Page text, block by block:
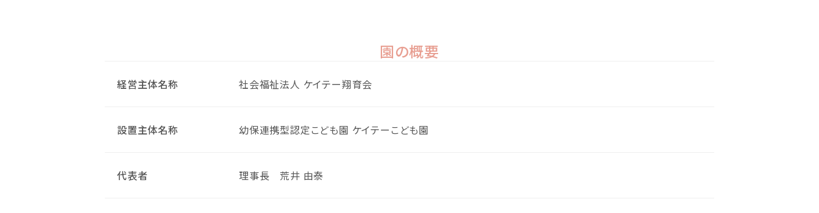
園の概要
経営主体名称 社会福祉法人 ケイテー翔育会
設置主体名称 幼保連携型認定こども園 ケイテーこども園
代表者 理事長 荒井 由泰